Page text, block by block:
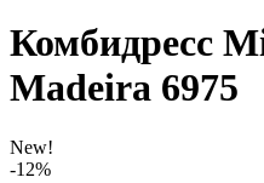
Комбидресс
Madeira 6975
New!
-12%